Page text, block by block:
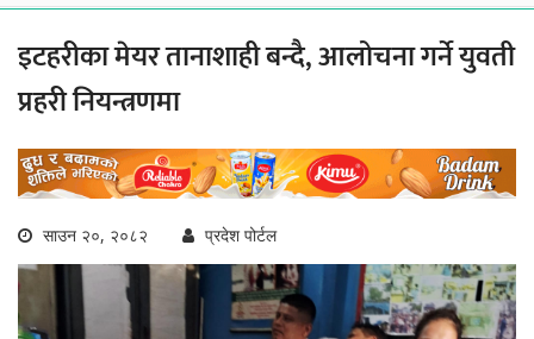
इटहरीका मेयर तानाशाही बन्दै, आलोचना गर्ने युवती
प्रहरी नियन्त्रणमा
साउन २०, २०८२ प्रदेश पोर्टल